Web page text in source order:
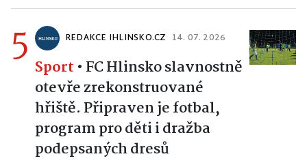
5 REDAKCE IHLINSKO.CZ 14. 07. 2026
Sport • FC Hlinsko slavnostně
otevře zrekonstruované
hřiště. Připraven je fotbal,
program pro děti i dražba
podepsaných dresů